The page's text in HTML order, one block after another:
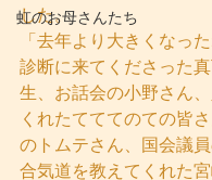
虹のお母さんたち
した。
「去年より大きくなっ
診断に来てくださった
生、お話会の小野さん
くれたてててのての皆
のトムテさん、国会議員
合気道を教えてくれた